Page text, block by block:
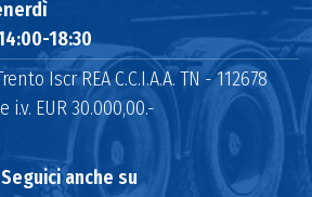
18:30
Iscr REA C.C.I.A.A. TN - 112678
EUR 30.000,00.-
Seguici anche su